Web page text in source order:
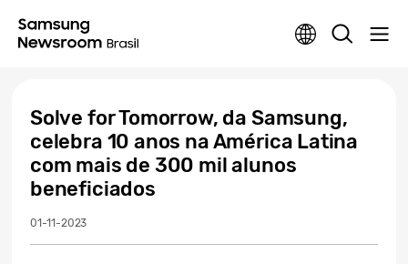
Solve for Tomorrow, da Samsung,
celebra 10 anos na América Latina
com mais de 300 mil alunos
beneficiados
01-11-2023